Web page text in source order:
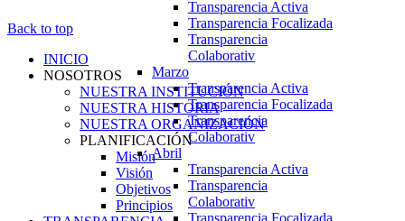
Transparencia Activa
Transparencia Focalizada
Transparencia
Colaborativ
Marzo
Transparencia Activa
Transparencia Focalizada
Transparencia
Colaborativ
Abril
Transparencia Activa
Transparencia
Colaborativ
Transparencia Focalizada
Back to top
INICIO
NOSOTROS
NUESTRA INSTITUCIÓN
NUESTRA HISTORIA
NUESTRA ORGANIZACIÓN
PLANIFICACIÓN
Misión
Visión
Objetivos
Principios